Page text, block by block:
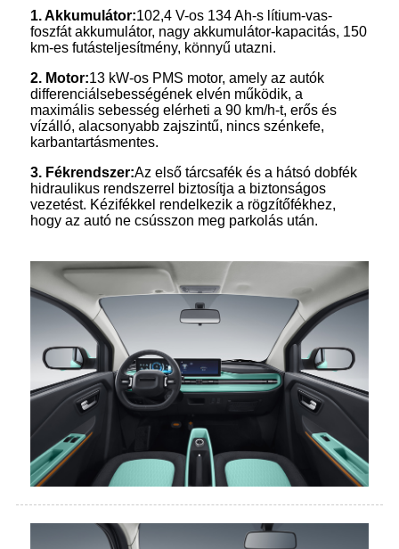
1.Akkumulátor:102,4 V-os 134 Ah-s lítium-vas-
foszfát akkumulátor, nagy akkumulátor-kapacitás, 150
km-es futásteljesítmény, könnyű utazni.
2. Motor:13 kW-os PMS motor, amely az autók
differenciálsebességének elvén működik, a
maximális sebesség elérheti a 90 km/h-t, erős és
vízálló, alacsonyabb zajszintű, nincs szénkefe,
karbantartásmentes.
3. Fékrendszer:Az első tárcsafék és a hátsó dobfék
hidraulikus rendszerrel biztosítja a biztonságos
vezetést. Kézifékkel rendelkezik a rögzítőfékhez,
hogy az autó ne csússzon meg parkolás után.